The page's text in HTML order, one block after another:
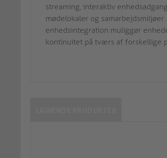
streaming, interaktiv
mødelokaler og
enhedsintegration muliggør
kontinuitet på tværs af forskellige